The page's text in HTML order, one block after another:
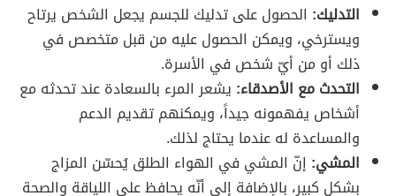
التدليك: الحصول على تدليك للجسم يجعل الشخص يرتاح
ويسترخي، ويمكن الحصول عليه من قبل متخصص في
ذلك أو من أيّ شخص في الأسرة.
التحدث مع الأصدقاء: يشعر المرء بالسعادة عند تحدثه مع
أشخاص يفهمونه جيداً، ويمكنهم تقديم الدعم
والمساعدة له عندما يحتاج لذلك.
المشي: إنّ المشي في الهواء الطلق يُحسّن المزاج
بشكلٍ كبير، بالإضافة إلى أنّه يحافظ على اللياقة والصحة